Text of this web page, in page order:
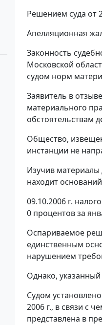
Решением суда от
Апелляционная
Законность
Московской
судом норм
Заявитель в
материального
обстоятельствам
Общество,
инстанции не
Изучив материалы
находит
09.10.2006 г.
0 процентов за
Оспариваемое
единственным
нарушением
Однако,
Судом
2006 г., в связи с
представлена в